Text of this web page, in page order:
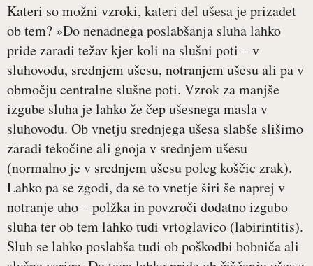
Kateri so možni vzroki, kateri del ušesa je prizadet
ob tem? »Do nenadnega poslabšanja sluha lahko
pride zaradi težav kjer koli na slušni poti – v
sluhovodu, srednjem ušesu, notranjem ušesu ali pa v
območju centralne slušne poti. Vzrok za manjše
izgube sluha je lahko že čep ušesnega masla v
sluhovodu. Ob vnetju srednjega ušesa slabše slišimo
zaradi tekočine ali gnoja v srednjem ušesu
(normalno je v srednjem ušesu poleg koščic zrak).
Lahko pa se zgodi, da se to vnetje širi še naprej v
notranje uho – polžka in povzroči dodatno izgubo
sluha ter ob tem lahko tudi vrtoglavico (labirintitis).
Sluh se lahko poslabša tudi ob poškodbi bobniča ali